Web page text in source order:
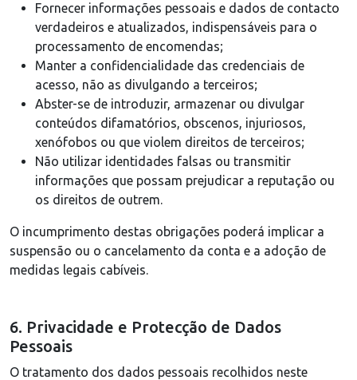
Fornecer informações pessoais e dados de contacto
verdadeiros e atualizados, indispensáveis para o
processamento de encomendas;
Manter a confidencialidade das credenciais de
acesso, não as divulgando a terceiros;
Abster-se de introduzir, armazenar ou divulgar
conteúdos difamatórios, obscenos, injuriosos,
xenófobos ou que violem direitos de terceiros;
Não utilizar identidades falsas ou transmitir
informações que possam prejudicar a reputação ou
os direitos de outrem.
O incumprimento destas obrigações poderá implicar a
suspensão ou o cancelamento da conta e a adoção de
medidas legais cabíveis.
6. Privacidade e Protecção de Dados
Pessoais
O tratamento dos dados pessoais recolhidos neste